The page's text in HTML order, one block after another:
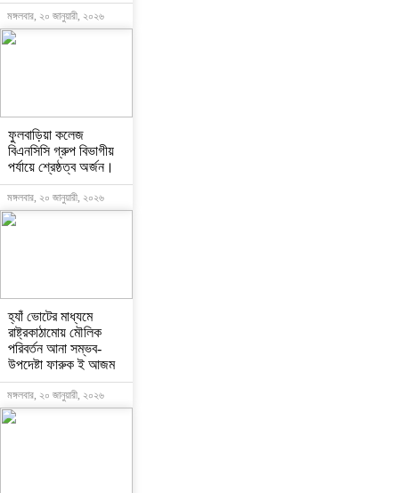
মঙ্গলবার, ২০ জানুয়ারী, ২০২৬
ফুলবাড়িয়া কলেজ
বিএনসিসি গ্রুপ বিভাগীয়
পর্যায়ে শ্রেষ্ঠত্ব অর্জন।
মঙ্গলবার, ২০ জানুয়ারী, ২০২৬
হ্যাঁ ভোটের মাধ্যমে
রাষ্ট্রকাঠামোয় মৌলিক
পরিবর্তন আনা সম্ভব-
উপদেষ্টা ফারুক ই আজম
মঙ্গলবার, ২০ জানুয়ারী, ২০২৬